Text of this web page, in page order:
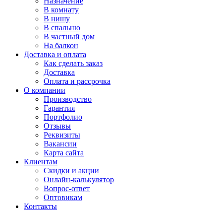
В комнату
В нишу
В спальню
В частный дом
На балкон
Доставка и оплата
Как сделать заказ
Доставка
Оплата и рассрочка
О компании
Производство
Гарантия
Портфолио
Отзывы
Реквизиты
Вакансии
Карта сайта
Клиентам
Скидки и акции
Онлайн-калькулятор
Вопрос-ответ
Оптовикам
Контакты